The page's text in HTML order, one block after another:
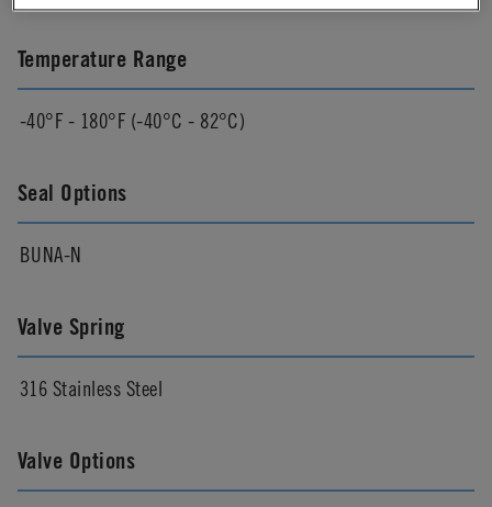
Temperature Range
-40°F - 180°F (-40°C - 82°C)
Seal Options
BUNA-N
Valve Spring
316 Stainless Steel
Valve Options